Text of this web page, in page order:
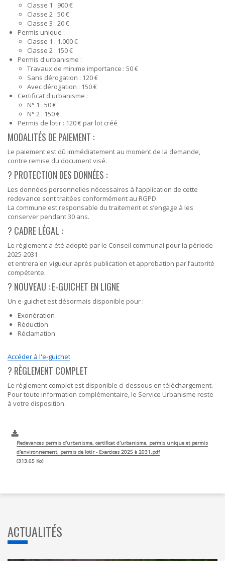
Classe 1 : 900 €
Classe 2 : 50 €
Classe 3 : 20 €
Permis unique :
Classe 1 : 1.000 €
Classe 2 : 150 €
Permis d'urbanisme :
Travaux de minime importance : 50 €
Sans dérogation : 120 €
Avec dérogation : 150 €
Certificat d'urbanisme :
N° 1 : 50 €
N° 2 : 150 €
Permis de lotir : 120 € par lot créé
MODALITÉS DE PAIEMENT :
Le paiement est dû immédiatement au moment de la demande,
contre remise du document visé.
?️ PROTECTION DES DONNÉES :
Les données personnelles nécessaires à l’application de cette
redevance sont traitées conformément au RGPD.
La commune est responsable du traitement et s’engage à les
conserver pendant 30 ans.
? CADRE LÉGAL :
Le règlement a été adopté par le Conseil communal pour la période
2025-2031
et entrera en vigueur après publication et approbation par l’autorité
compétente.
?️ NOUVEAU : E-GUICHET EN LIGNE
Un e-guichet est désormais disponible pour :
Exonération
Réduction
Réclamation
Accéder à l'e-guichet
? RÈGLEMENT COMPLET
Le règlement complet est disponible ci-dessous en téléchargement.
Pour toute information complémentaire, le Service Urbanisme reste
à votre disposition.
Redevances permis d'urbanisme, certificat d'urbanisme, permis unique et permis
d'environnement, permis de lotir - Exercices 2025 à 2031.pdf
313.65 Ko
ACTUALITÉS